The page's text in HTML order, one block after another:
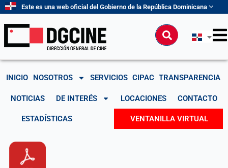
contenido
Este es una web oficial del Gobierno de la República Dominicana
Buscar
INICIO NOSOTROS SERVICIOS CIPAC TRANSPARENCIA
NOTICIAS DE INTERÉS LOCACIONES CONTACTO
ESTADÍSTICAS VENTANILLA VIRTUAL